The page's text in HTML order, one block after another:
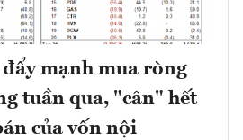
mạnh mua ròng
tuần qua, "cân" hết
của vốn nội